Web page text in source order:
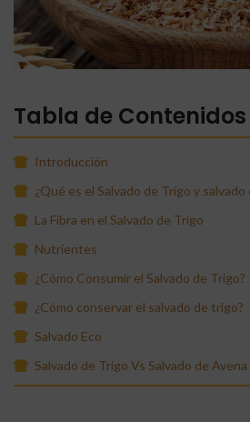
Tabla de Contenidos
Introducción
¿Qué es el Salvado de Trigo y salvado
La Fibra en el Salvado de Trigo
Nutrientes
¿Cómo Consumir el Salvado de Trigo?
¿Cómo conservar el salvado de trigo?
Salvado Eco
Salvado de Trigo Vs Salvado de Avena